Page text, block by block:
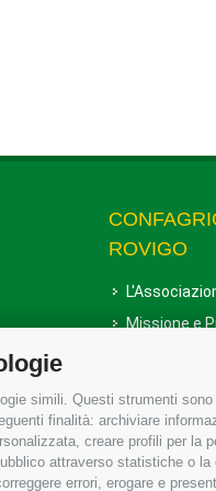
simili. Questi strumenti
finalità: archiviare
creare profili per
attraverso statistiche o
errori, erogare e
ROVIGO
Missione e
Uffici della
Le Sedi di
Agricoltori